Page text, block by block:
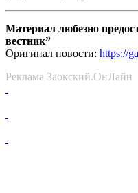
Материал любезно
вестник”
Оригинал новости: https://
Реклама Заокский.ОнЛайн